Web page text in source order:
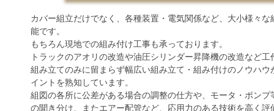
カバー組立だけでなく、各種装置・電気関係など、大小様々な
能です。
もちろん現地での組み付け工事も承っております。
トラックのアオリの改造や油圧シリンダー昇降機の改造など工
組み立てのみに留まらず幅広い組み立て・組み付けのノウハウ
イントを熟知しています。
組図の各所に公差がある場合の調整の仕方や、モータ・ポンプ
の聞き分け、またエアー配管など、応用力のある技術を高く評